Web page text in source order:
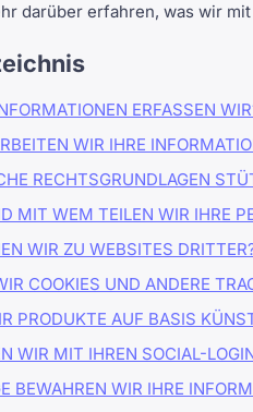
darüber erfahren, was wir
ERFASSEN
WIR IHRE
RECHTSGRUNDLAGEN
MIT WEM TEILEN WIR IHRE
WIR ZU WEBSITES
COOKIES UND ANDERE
PRODUKTE AUF BASIS
WIR MIT IHREN SOCIAL-
BEWAHREN WIR IHRE